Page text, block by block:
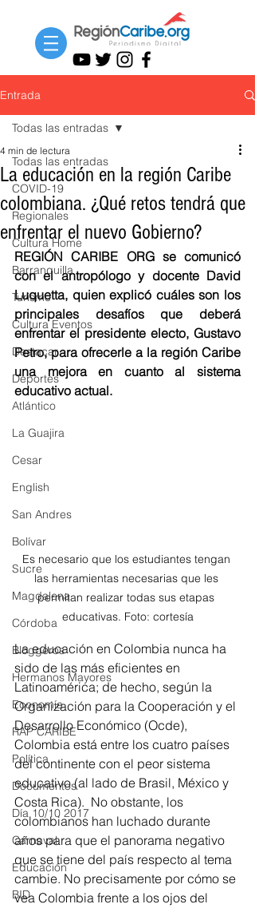
Entrada
Todas las entradas
COVID-19
Regionales
Cultura Home
Barranquilla
Turismo
Cultura Eventos
Destacar
Deportes
Atlántico
La Guajira
Cesar
English
San Andres
Bolívar
Sucre
Magdalena
Córdoba
Bloggeros
Hermanos Mayores
Economía
RAP CARIBE
Política
Documentos
Día 10/10 2017
Carnaval
Educación
BID
Todas las entradas
La educación en la región Caribe
colombiana. ¿Qué retos tendrá que
enfrentar el nuevo Gobierno?
4 min de lectura
REGIÓN CARIBE ORG se comunicó
con el antropólogo y docente David
Luquetta, quien explicó cuáles son los
principales desafíos que deberá
enfrentar el presidente electo, Gustavo
Petro, para ofrecerle a la región Caribe
una mejora en cuanto al sistema
educativo actual.
Es necesario que los estudiantes tengan
las herramientas necesarias que les
permitan realizar todas sus etapas
educativas. Foto: cortesía
La educación en Colombia nunca ha
sido de las más eficientes en
Latinoamérica; de hecho, según la
Organización para la Cooperación y el
Desarrollo Económico (Ocde),
Colombia está entre los cuatro países
del continente con el peor sistema
educativo (al lado de Brasil, México y
Costa Rica).  No obstante, los
colombianos han luchado durante
años para que el panorama negativo
que se tiene del país respecto al tema
cambie. No precisamente por cómo se
vea Colombia frente a los ojos del